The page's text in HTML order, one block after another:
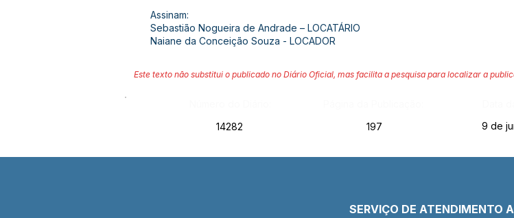
Assinam:
Sebastião Nogueira de Andrade – LOCATÁRIO
Naiane da Conceição Souza - LOCADOR
Este texto não substitui o publicado no Diário Oficial, mas facilita a pesquisa para localizar a
14282
197 9 de
SERVIÇO DE ATENDIMENTO